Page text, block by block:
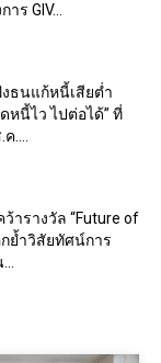
ร GIV...
ธนแก้หนี้เสียต่ำ
หนี้ไว ไปต่อได้” ที่
....
ารางวัล “Future of
กย้ำวิสัยทัศน์การ